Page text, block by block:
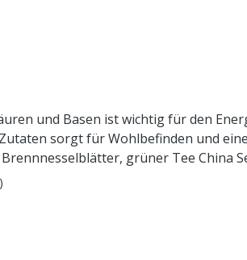
und Basen ist wichtig für den
Wohlbefinden und einen unbekümmerten Teegenuss.
Fenchel, Kümmel, Rote Beetestücke, Spinatflocken, Schlehdornblüten Zubereitung:
Wasser aufgiessen. Ziehzeit: